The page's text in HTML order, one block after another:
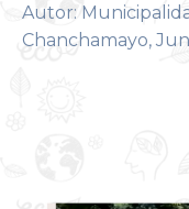
Autor:
Chanchamayo,